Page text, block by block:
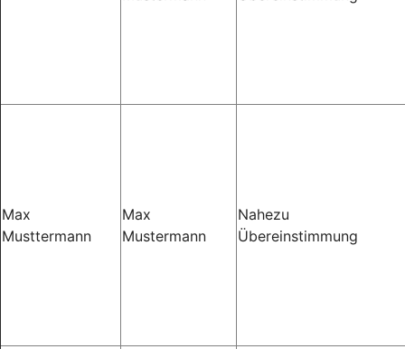
Max
Musttermann
Max
Mustermann
Nahezu
Übereinstimmung